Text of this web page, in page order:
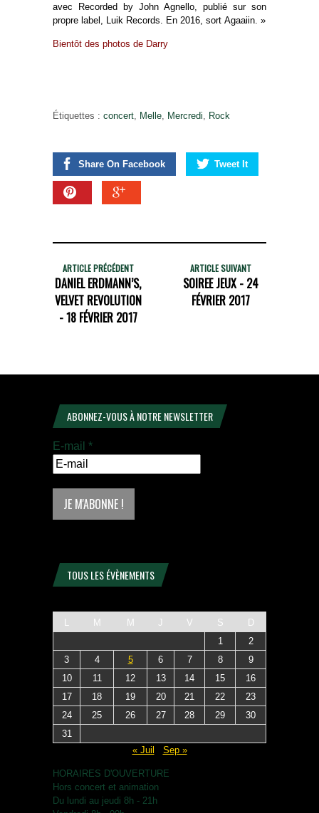
avec Recorded by John Agnello , publié sur son
propre label, Luik Records. En 2016, sort Agaaiin . »
Bientôt des photos de Darry
Étiquettes : concert, Melle, Mercredi, Rock
Share On Facebook Tweet It
ARTICLE PRÉCÉDENT
DANIEL ERDMANN’S,
VELVET REVOLUTION
- 18 FÉVRIER 2017
ARTICLE SUIVANT
SOIREE JEUX - 24
FÉVRIER 2017
ABONNEZ-VOUS À NOTRE NEWSLETTER
E-mail *
TOUS LES ÉVÈNEMENTS
L M M J V S
D
1
2
3
4 5 6 7 8
9
10
11 12 13 14 15
16
17
18 19 20 21 22
23
24
25 26 27 28 29
30
31
« Juil
Sep »
HORAIRES D'OUVERTURE
Hors concert et animation
Du lundi au jeudi 8h - 21h